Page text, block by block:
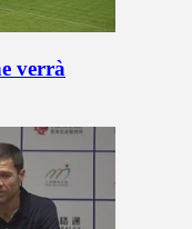
verrà